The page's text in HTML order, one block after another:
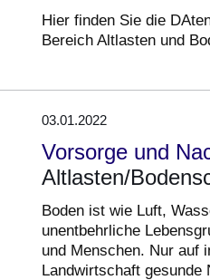
Hier finden Sie die
Bereich Altlasten und
03.01.2022
Vorsorge und
Altlasten/
Boden ist wie Luft,
unentbehrliche
und Menschen. Nur auf
Landwirtschaft gesunde